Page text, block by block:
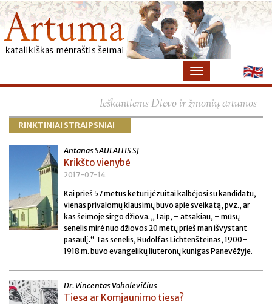
Ieškantiems Dievo ir žmonių artumos
RINKTINIAI STRAIPSNIAI
Antanas SAULAITIS SJ
Krikšto vienybė
2017-07-14
Kai prieš 57 metus keturi jėzuitai kalbėjosi su kandidatu,
vienas privalomų klausimų buvo apie sveikatą, pvz., ar
kas šeimoje sirgo džiova. „Taip, – atsakiau, – mūsų
senelis mirė nuo džiovos 20 metų prieš man išvystant
pasaulį.“ Tas senelis, Rudolfas Lichtenšteinas, 1900–
1918 m. buvo evangelikų liuteronų kunigas Panevėžyje.
Dr. Vincentas Vobolevičius
Tiesa ar Komjaunimo tiesa?
×